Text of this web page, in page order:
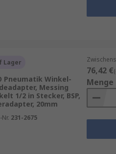
Lager
Pneumatik Winkel-
Messing
1/2 in Stecker, BSP,
20mm
Nr. 231-2675
76,42 €
Menge